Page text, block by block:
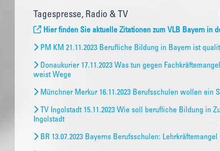
Tagespresse, Radio & TV
Hier finden Sie aktuelle Zitationen zum VLB Bayern in
PM KM 21.11.2023 Berufliche Bildung in Bayern ist
Donaukurier 17.11.2023 Was tun gegen
weist Wege
Münchner Merkur 16.11.2023 Berufsschulen wollen ein
TV Ingolstadt 15.11.2023 Wie soll berufliche Bildung in
Ingolstadt
BR 13.07.2023 Bayerns Berufsschulen: